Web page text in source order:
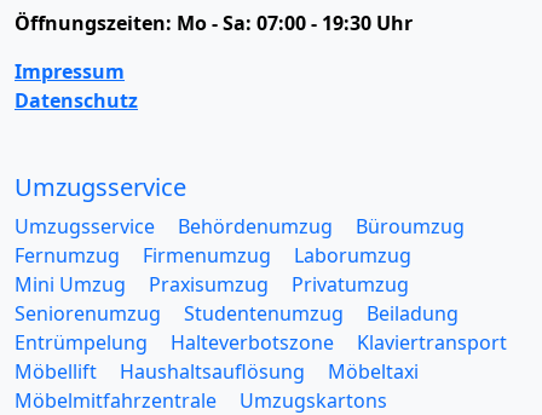
Öffnungszeiten: Mo - Sa: 07:00 - 19:30 Uhr
Impressum
Datenschutz
Umzugsservice
Umzugsservice Behördenumzug
Büroumzug
Fernumzug
Firmenumzug
Laborumzug
Mini Umzug
Praxisumzug
Privatumzug
Seniorenumzug
Studentenumzug
Beiladung
Entrümpelung
Halteverbotszone
Klaviertransport
Möbellift
Haushaltsauflösung
Möbeltaxi
Möbelmitfahrzentrale
Umzugskartons